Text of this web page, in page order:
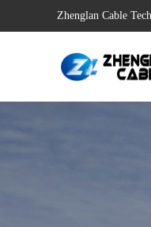
Zhenglan Cable